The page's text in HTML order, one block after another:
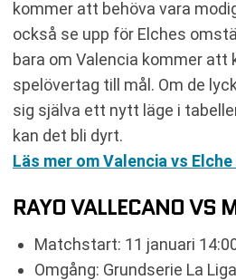
kommer att behöva vara
också se upp för Elches
bara om Valencia kommer att
spelövertag till mål. Om de
sig själva ett nytt läge i
kan det bli dyrt.
Läs mer om Valencia vs Elche
RAYO VALLECANO VS
Matchstart: 11 januari
Omgång: Grundserie La